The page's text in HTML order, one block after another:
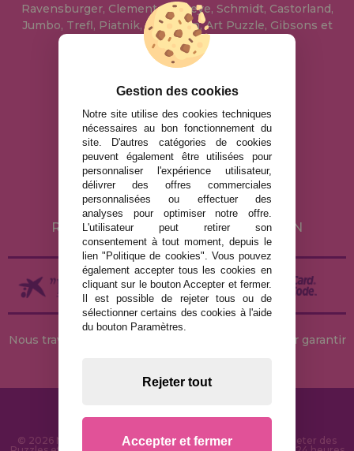
Ravensburger, Clementoni, Heye, Schmidt, Castorland,
Jumbo, Trefl, Piatnik, Anatolian, Art Puzzle, Gibsons et
bien d'autres.
info@maisondespuzzles.fr
MENTIONS LÉGALES
POLITIQUE DE CONFIDENTIALITÉ
POLITIQUE DE COOKIES
LIVRAISON ET RETOUR
RETOURS / DROIT DE RÉTRACTATION
Nous travaillons avec des stocks permanents pour garantir
© 2026 MaisonDesPuzzles.fr - Boutique en ligne pour acheter des
Gestion des cookies
Notre site utilise des cookies techniques
nécessaires au bon fonctionnement du
site. D'autres catégories de cookies
peuvent également être utilisées pour
personnaliser l'expérience utilisateur,
délivrer des offres commerciales
personnalisées ou effectuer des
analyses pour optimiser notre offre.
L'utilisateur peut retirer son
consentement à tout moment, depuis le
lien "Politique de cookies". Vous pouvez
également accepter tous les cookies en
cliquant sur le bouton Accepter et fermer.
Il est possible de rejeter tous ou de
sélectionner certains des cookies à l'aide
du bouton Paramètres.
Rejeter tout
Accepter et fermer